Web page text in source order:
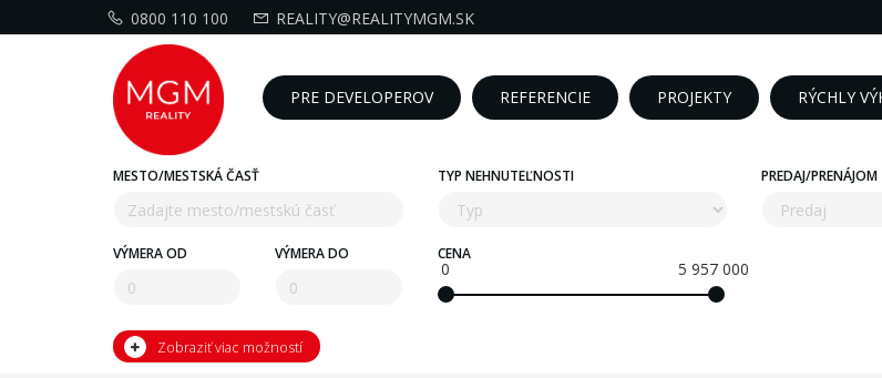
0800 110 100 REALITY@REALITYMGM.SK
PRE DEVELOPEROV REFERENCIE PROJEKTY RÝCHLY
MESTO/MESTSKÁ ČASŤ TYP NEHNUTEĽNOSTI PREDAJ/PRENÁJOM
VÝMERA OD VÝMERA DO CENA
0 5 957 000
Zobraziť viac možností